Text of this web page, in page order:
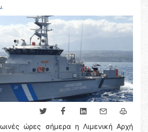
ώρες σήμερα η Λιμενική Αρχή